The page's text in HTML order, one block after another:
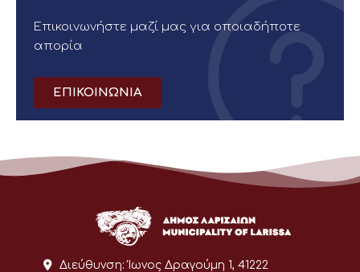
Επικοινωνήστε μαζί μας για οποιαδήποτε
απορία
ΕΠΙΚΟΙΝΩΝΙΑ
Διεύθυνση: Ίωνος Δραγούμη 1, 41222